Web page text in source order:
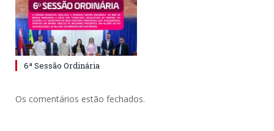
6ª Sessão Ordinária
Os comentários estão fechados.